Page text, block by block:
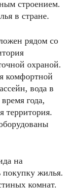
строением.
в стране.
рядом со
охраной.
комфортной
вода в
года,
территория.
на
покупку жилья.
комнат.